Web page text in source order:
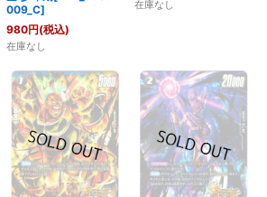
009_C]
980円(税込)
在庫なし
在庫なし